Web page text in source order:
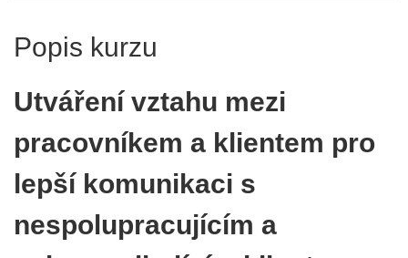
Popis kurzu
Utváření vztahu mezi
pracovníkem a klientem pro
lepší komunikaci s
nespolupracujícím a